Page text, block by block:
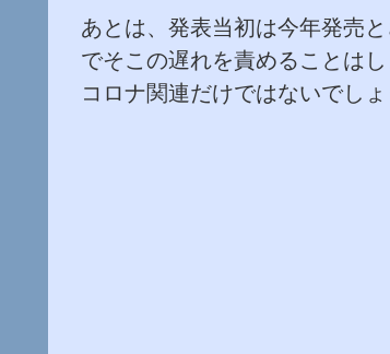
あとは、発表当初は今年発売
でそこの遅れを責めることは
コロナ関連だけではないでし